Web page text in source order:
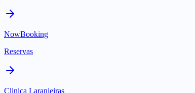
NowBooking
Reservas
Clinica Laranjeiras